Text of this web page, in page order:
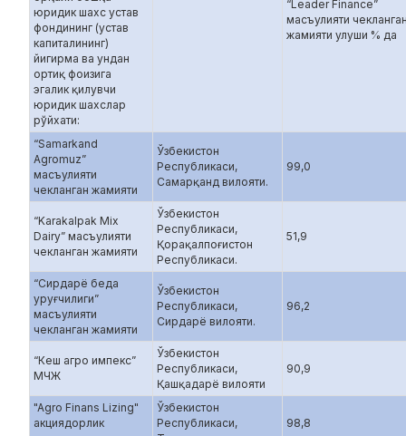
юридик шахс устав
фондининг (устав
капиталининг)
йигирма ва ундан
ортиқ фоизига
эгалик қилувчи
юридик шахслар
рўйхати:
“Leader Finance”
масъулияти
жамияти улуши % да
“Samarkand
Agromuz”
масъулияти
чекланган жамияти
Ўзбекистон
Республикаси,
Самарқанд вилояти.
99,0
“Karakalpak Mix
Dairy” масъулияти
чекланган жамияти
Ўзбекистон
Республикаси,
Қорақалпоғистон
Республикаси.
51,9
“Сирдарё беда
уруғчилиги”
масъулияти
чекланган жамияти
Ўзбекистон
Республикаси,
Сирдарё вилояти.
96,2
“Кеш агро импекс”
МЧЖ
Ўзбекистон
Республикаси,
Қашқадарё вилояти
90,9
"Agro Finans Lizing"
акциядорлик
Ўзбекистон
Республикаси,
98,8